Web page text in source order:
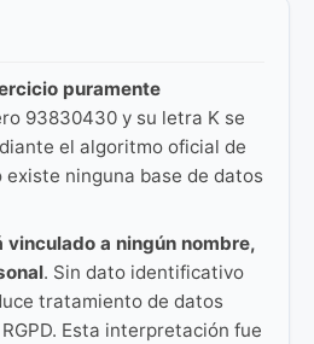
puramente
93830430 y su letra K se
el algoritmo oficial de
ninguna base de datos
vinculado a ningún nombre,
. Sin dato identificativo
tratamiento de datos
Esta interpretación fue